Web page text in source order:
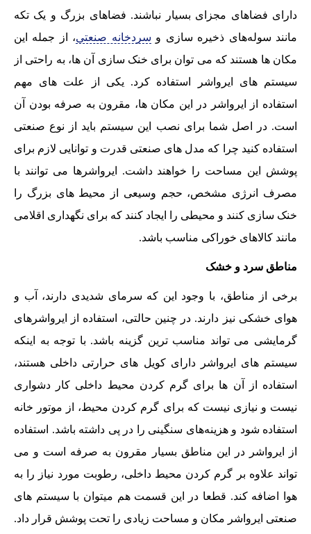
دارای فضاهای مجزای بسیار نباشند. فضاهای بزرگ و یک تکه
مانند سوله‌های ذخیره سازی و سردخانه صنعتی، از جمله این
مکان ها هستند که می توان برای خنک سازی آن ها، به راحتی از
سیستم های ایرواشر استفاده کرد. یکی از علت های مهم
استفاده از ایرواشر در این مکان ها، مقرون به صرفه بودن آن
است. در اصل شما برای نصب این سیستم باید از نوع صنعتی
استفاده کنید چرا که مدل های صنعتی قدرت و توانایی لازم برای
پوشش این مساحت را خواهند داشت. ایرواشرها می توانند با
مصرف انرژی مشخص، حجم وسیعی از محیط های بزرگ را
خنک سازی کنند و محیطی را ایجاد کنند که برای نگهداری اقلامی
مانند کالاهای خوراکی مناسب باشد.
مناطق سرد و خشک
برخی از مناطق، با وجود این که سرمای شدیدی دارند، آب و
هوای خشکی نیز دارند. در چنین حالتی، استفاده از ایرواشرهای
گرمایشی می تواند مناسب ترین گزینه باشد. با توجه به اینکه
سیستم های ایرواشر دارای کویل های حرارتی داخلی هستند،
استفاده از آن ها برای گرم کردن محیط داخلی کار دشواری
نیست و نیازی نیست که برای گرم کردن محیط، از موتور خانه
استفاده شود و هزینه‌های سنگینی را در پی داشته باشد. استفاده
از ایرواشر در این مناطق بسیار مقرون به صرفه است و می
تواند علاوه بر گرم کردن محیط داخلی، رطوبت مورد نیاز را به
هوا اضافه کند. قطعا در این قسمت هم میتوان با سیستم های
صنعتی ایرواشر مکان و مساحت زیادی را تحت پوشش قرار داد.